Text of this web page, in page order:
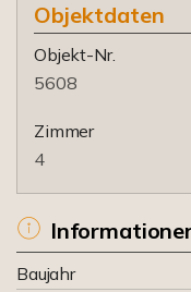
Objektdaten
Objekt-Nr.
5608
Zimmer
4
Baujahr